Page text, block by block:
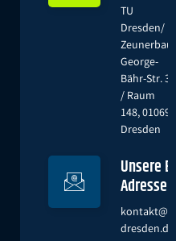
TU
Dresden/
Zeunerbau,
George-
Bähr-Str. 3
/ Raum
148, 01069
Dresden
Unsere E-
Adresse
dresden.de